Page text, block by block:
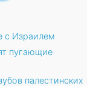
с Израилем
пугающие
палестинских